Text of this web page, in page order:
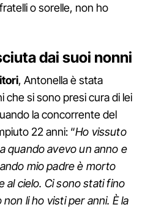
o sorelle, non ho
dai suoi nonni
, Antonella è stata
che si sono presi cura di lei
la concorrente del
22 anni: “Ho vissuto
quando avevo un anno e
mio padre è morto
al cielo. Ci sono stati fino
li ho visti per anni. È la